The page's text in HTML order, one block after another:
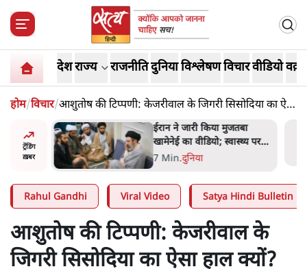
देशराज्य राजनीतिदुनियाविश्लेषणविचारवीडियो
होम/विचार/आशुतोष की टिप्पणी: केजरीवाल के जिगरी सिसोदिया का ऐसा
हाल क्यों?
ट्रेंडिंग
ख़बर
आए हैं
ईरान ने जारी किया मुजतबा
खामेनेई का वीडियो; स्वास्थ्य पर
इसराइली मीडिया में चल रही थीं
अफवाहें
7 Min.दुनिया
Rahul Gandhi Viral Video Satya Hindi Bulletin
आशुतोष की टिप्पणी: केजरीवाल के
जिगरी सिसोदिया का ऐसा हाल क्यों?